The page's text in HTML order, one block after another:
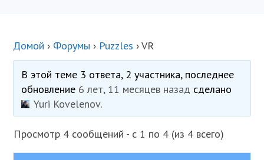
Домой › Форумы › Puzzles ›VR
В этой теме 3 ответа, 2 участника, последнее
обновление 6 лет, 11 месяцев назад сделано
Yuri Kovelenov.
Просмотр 4 сообщений - с 1 по 4 (из 4 всего)